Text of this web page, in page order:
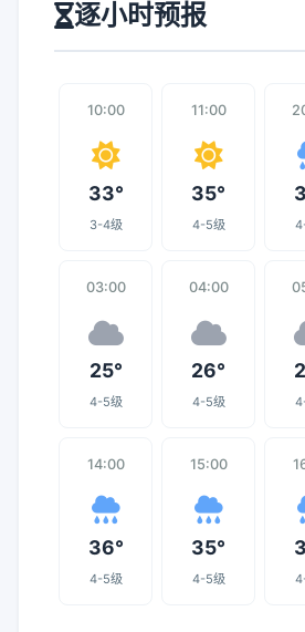
逐小时预报
10:00
33°
3-4级
11:00
35°
4-5级
03:00
25°
4-5级
04:00
26°
4-5级
14:00
36°
4-5级
15:00
35°
4-5级